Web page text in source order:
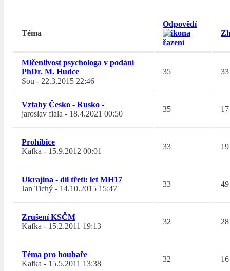
Téma
Odpovědí
Mlčenlivost psychologa v podání
PhDr. M. Hudce
Sou - 22.3.2015 22:46
35
Vztahy Česko - Rusko -
jaroslav fiala - 18.4.2021 00:50
35
Prohibice
Kafka - 15.9.2012 00:01
33
Ukrajina - díl třetí: let MH17
Jan Tichý - 14.10.2015 15:47
33
Zrušení KSČM
Kafka - 15.2.2011 19:13
32
Téma pro houbaře
Kafka - 15.5.2011 13:38
32